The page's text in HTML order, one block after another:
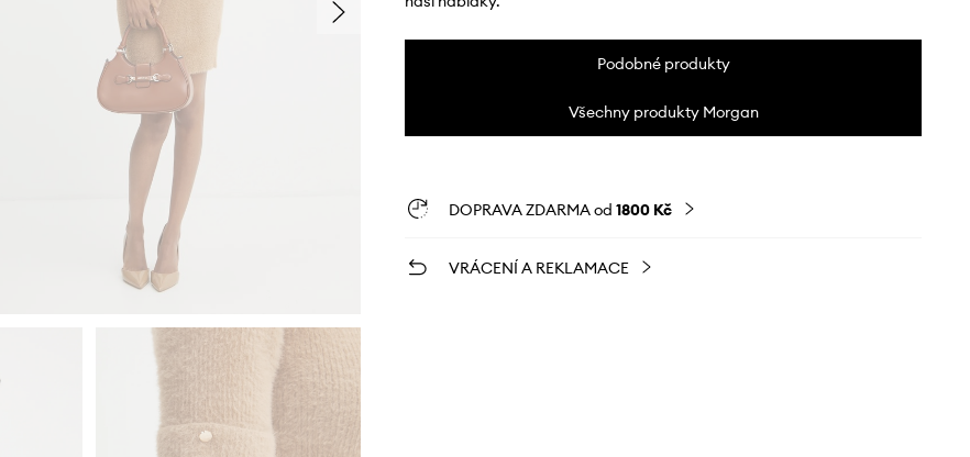
Podobné produkty
Všechny produkty Morgan
DOPRAVA ZDARMA od 1800 Kč
VRÁCENÍ A REKLAMACE